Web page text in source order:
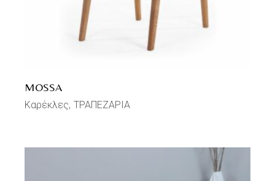
MOSSA
Καρέκλες ΤΡΑΠΕΖΑΡΙΑ